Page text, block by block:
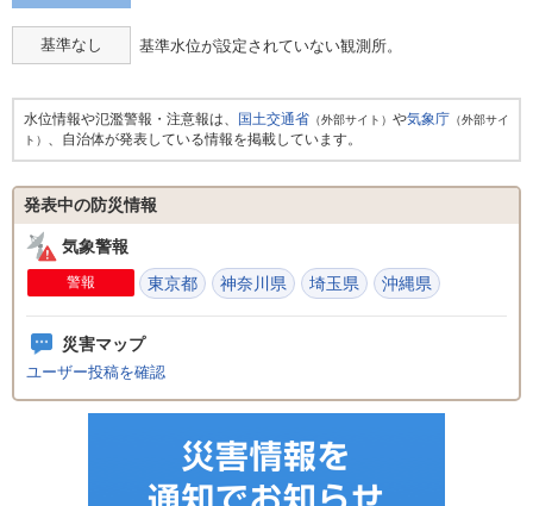
基準なし 基準水位が設定されていない観測所。
水位情報や氾濫警報・注意報は、 国土交通省 （外部サイト） や気象庁 （外部サイ
ト） 、自治体が発表している情報を掲載しています。
発表中の防災情報
気象警報
警報 東京都 神奈川県 埼玉県 沖縄県
災害マップ
ユーザー投稿を確認